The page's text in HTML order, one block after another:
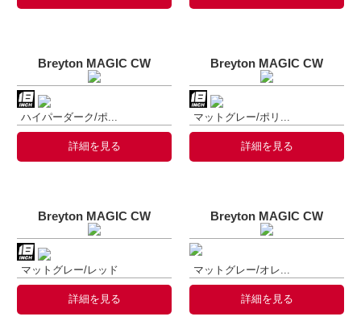
Breyton MAGIC CW
ハイパーダーク/ポ...
詳細を見る
Breyton MAGIC CW
マットグレー/ポリ...
詳細を見る
Breyton MAGIC CW
マットグレー/レッド
詳細を見る
Breyton MAGIC CW
マットグレー/オレ...
詳細を見る